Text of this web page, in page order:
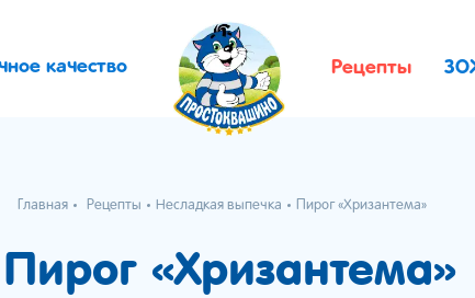
качество Рецепты
Главная Рецепты Несладкая выпечка Пирог «Хризантема»
Пирог «Хризантема»